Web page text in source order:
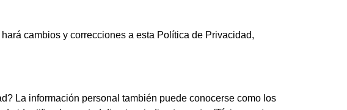
cambios y correcciones a esta Política de Privacidad,
La información personal también puede conocerse como los